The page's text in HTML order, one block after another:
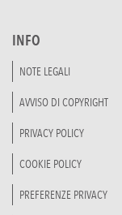
INFO
NOTE LEGALI
AVVISO DI COPYRIGHT
PRIVACY POLICY
COOKIE POLICY
PREFERENZE PRIVACY